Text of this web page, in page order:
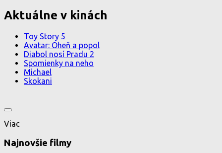
Aktuálne v kinách
Toy Story 5
Avatar: Oheň a popol
Diabol nosí Pradu 2
Spomienky na neho
Michael
Skokani
Viac
Najnovšie filmy